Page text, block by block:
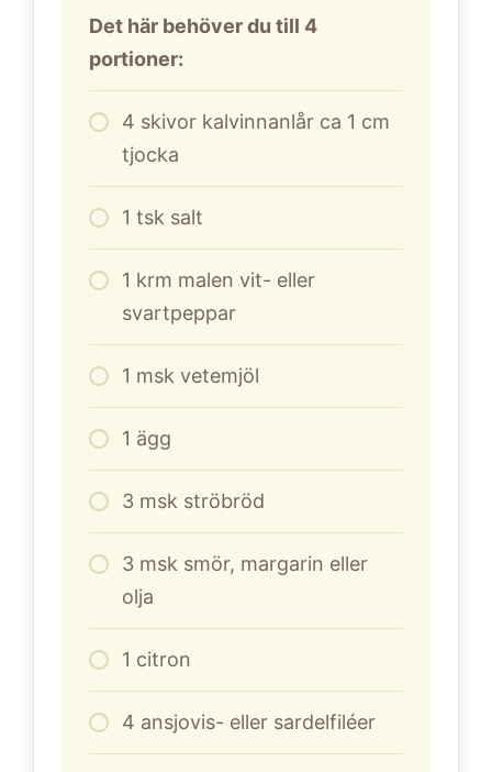
Det här behöver du till 4
portioner:
4 skivor kalvinnanlår ca 1 cm
tjocka
1 tsk salt
1 krm malen vit- eller
svartpeppar
1 msk vetemjöl
1 ägg
3 msk ströbröd
3 msk smör, margarin eller
olja
1 citron
4 ansjovis- eller sardelfiléer